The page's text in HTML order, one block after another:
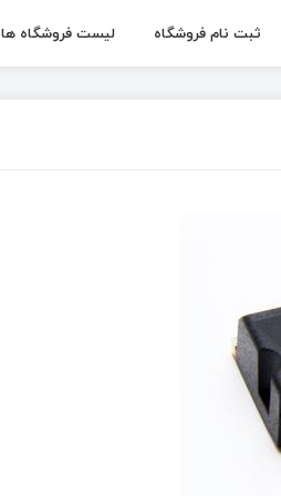
ثبت نام فروشگاه لیست فروشگاه ها